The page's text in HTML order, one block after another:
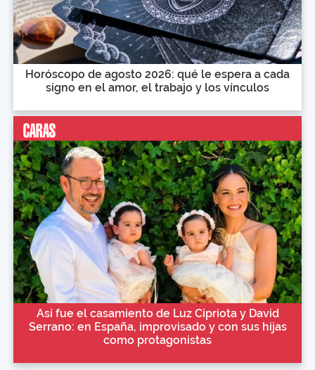
Horóscopo de agosto 2026: qué le espera a cada
signo en el amor, el trabajo y los vínculos
Así fue el casamiento de Luz Cipriota y David
Serrano: en España, improvisado y con sus hijas
como protagonistas